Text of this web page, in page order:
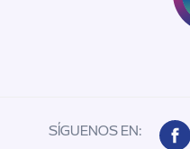
SÍGUENOS EN: